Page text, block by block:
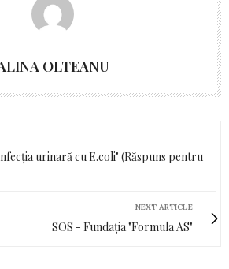
OLTEANU
urinară cu E.coli" (Răspuns pentru
NEXT ARTICLE
SOS - Fundația "Formula AS"